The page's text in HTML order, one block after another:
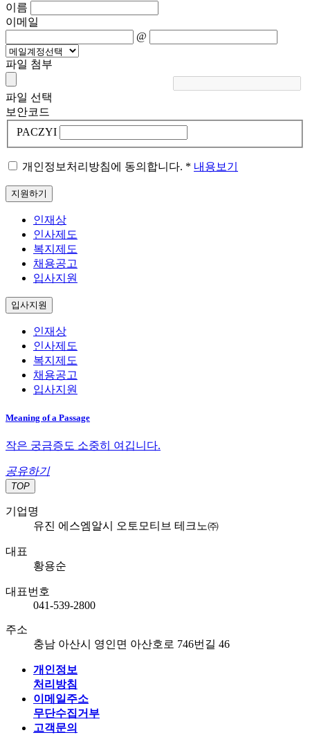
이름
이메일
@
파일 첨부
파일 선택
보안코드
PACZYI
개인정보처리방침에 동의합니다. * 내용보기
지원하기
인재상
인사제도
복지제도
채용공고
입사지원
입사지원
인재상
인사제도
복지제도
채용공고
입사지원
Meaning of a Passage
작은 궁금증도 소중히 여깁니다.
공유하기
TOP
기업명
유진 에스엠알시 오토모티브 테크노㈜
대표
황용순
대표번호
041-539-2800
주소
충남 아산시 영인면 아산호로 746번길 46
개인정보
처리방침
이메일주소
무단수집거부
고객문의